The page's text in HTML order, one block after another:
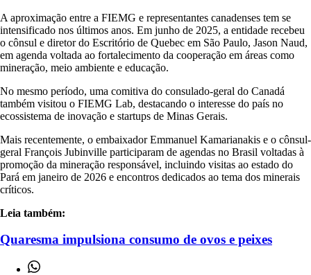
A aproximação entre a FIEMG e representantes canadenses tem se
intensificado nos últimos anos. Em junho de 2025, a entidade recebeu
o cônsul e diretor do Escritório de Quebec em São Paulo, Jason Naud,
em agenda voltada ao fortalecimento da cooperação em áreas como
mineração, meio ambiente e educação.
No mesmo período, uma comitiva do consulado-geral do Canadá
também visitou o FIEMG Lab, destacando o interesse do país no
ecossistema de inovação e startups de Minas Gerais.
Mais recentemente, o embaixador Emmanuel Kamarianakis e o cônsul-
geral François Jubinville participaram de agendas no Brasil voltadas à
promoção da mineração responsável, incluindo visitas ao estado do
Pará em janeiro de 2026 e encontros dedicados ao tema dos minerais
críticos.
Leia também:
Quaresma impulsiona consumo de ovos e peixes